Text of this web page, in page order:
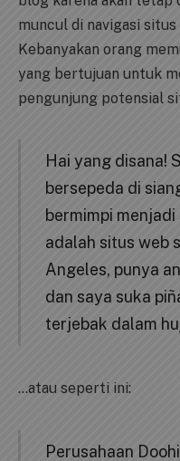
muncul di navigasi situs
Kebanyakan orang
yang bertujuan untuk
pengunjung potensial
Hai yang disana!
bersepeda di
bermimpi
adalah situs web
Angeles, punya
dan saya suka
terjebak dalam
…atau seperti ini:
Perusahaan